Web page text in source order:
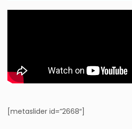
[metaslider id=”2668″]